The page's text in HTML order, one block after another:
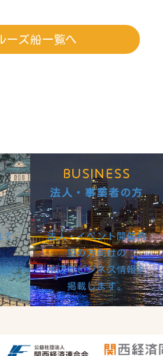
ーズ船一覧へ
て
か
BUSINESS
法人・事業者の方
法人・イベント開催希
望の方向けの
水辺のビジネス情報を
掲載します。